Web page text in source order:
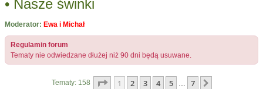
• Nasze świnki
Moderator: Ewa i Michał
Regulamin forum
Tematy nie odwiedzane dłużej niż 90 dni będą usuwane.
Tematy: 158 Strona1 z7
1 2 3 4 5 … 7